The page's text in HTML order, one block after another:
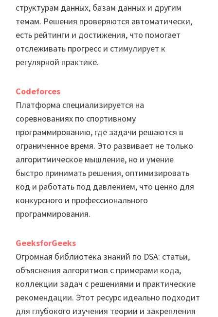
структурам данных, базам данных и другим
темам. Решения проверяются автоматически,
есть рейтинги и достижения, что помогает
отслеживать прогресс и стимулирует к
регулярной практике.
Codeforces
Платформа специализируется на
соревнованиях по спортивному
программированию, где задачи решаются в
ограниченное время. Это развивает не только
алгоритмическое мышление, но и умение
быстро принимать решения, оптимизировать
код и работать под давлением, что ценно для
конкурсного и профессионального
программирования.
GeeksforGeeks
Огромная библиотека знаний по DSA: статьи,
объяснения алгоритмов с примерами кода,
коллекции задач с решениями и практические
рекомендации. Этот ресурс идеально подходит
для глубокого изучения теории и закрепления